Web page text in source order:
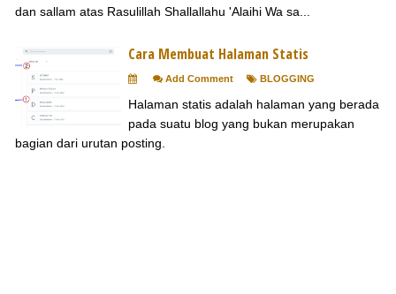
dan sallam atas Rasulillah Shallallahu 'Alaihi Wa sa...
Cara Membuat Halaman Statis
Add Comment BLOGGING
Halaman statis adalah halaman yang berada
pada suatu blog yang bukan merupakan
bagian dari urutan posting.